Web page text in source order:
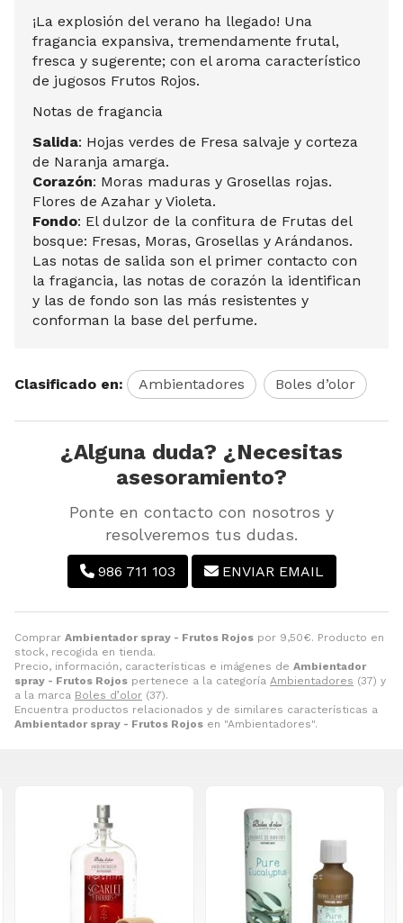
Comprar Ambientador spray - Frutos Rojos por 9,50€. Producto en
stock, recogida en tienda.
Precio, información, características e imágenes de Ambientador
spray - Frutos Rojos pertenece a la categoría Ambientadores (37) y
a la marca Boles d’olor (37).
Encuentra productos relacionados y de similares características a
Ambientador spray - Frutos Rojos en "Ambientadores".
¡La explosión del verano ha llegado! Una
fragancia expansiva, tremendamente frutal,
fresca y sugerente; con el aroma característico
de jugosos Frutos Rojos.
Notas de fragancia
Salida: Hojas verdes de Fresa salvaje y corteza
de Naranja amarga.
Corazón: Moras maduras y Grosellas rojas.
Flores de Azahar y Violeta.
Fondo: El dulzor de la confitura de Frutas del
bosque: Fresas, Moras, Grosellas y Arándanos.
Las notas de salida son el primer contacto con
la fragancia, las notas de corazón la identifican
y las de fondo son las más resistentes y
conforman la base del perfume.
Clasificado en: Ambientadores Boles d’olor
¿Alguna duda? ¿Necesitas
asesoramiento?
Ponte en contacto con nosotros y
resolveremos tus dudas.
986 711 103 ENVIAR EMAIL